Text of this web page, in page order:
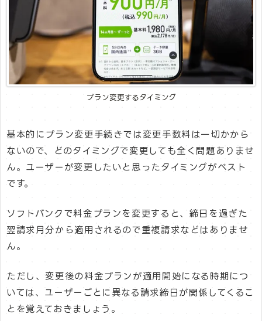
プラン変更するタイミング
基本的にプラン変更手続きでは変更手数料は一切かから
ないので、どのタイミングで変更しても全く問題ありませ
ん。ユーザーが変更したいと思ったタイミングがベスト
です。
ソフトバンクで料金プランを変更すると、締日を過ぎた
翌請求月分から適用されるので重複請求などはありませ
ん。
ただし、変更後の料金プランが適用開始になる時期につ
いては、ユーザーごとに異なる請求締日が関係してくるこ
とを覚えておきましょう。